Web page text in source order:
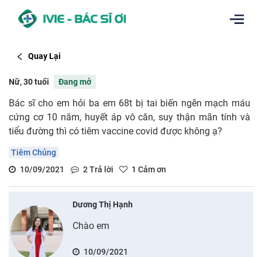
Quay Lại
Nữ, 30 tuổi Đang mở
Bác sĩ cho em hỏi ba em 68t bị tai biến ngẽn mạch máu
cứng cơ 10 năm, huyết áp vô căn, suy thận mãn tính và
tiểu đường thì có tiêm vaccine covid được không ạ?
Tiêm Chủng
10/09/2021
2Trả lời 1 Cảm ơn
Dương Thị Hạnh
Chào em
10/09/2021